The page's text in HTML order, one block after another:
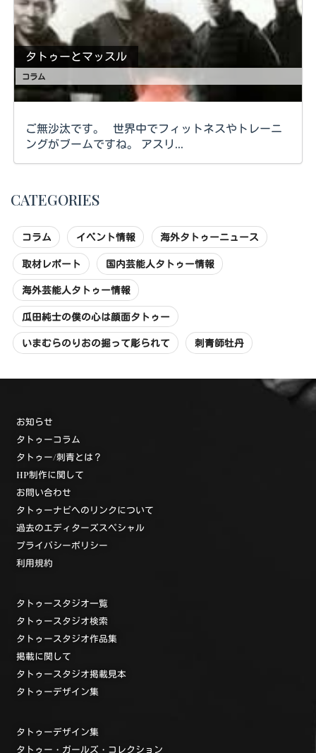
タトゥーとマッスル
コラム
ご無沙汰です。 世界中でフィットネスやトレーニ
ングがブームですね。 アスリ...
CATEGORIES
コラム イベント情報 海外タトゥーニュース
取材レポート 国内芸能人タトゥー情報
海外芸能人タトゥー情報
瓜田純士の僕の心は顔面タトゥー
いまむらのりおの掘って彫られて 刺青師牡丹
お知らせ
タトゥーコラム
タトゥー/刺青とは？
HP制作に関して
お問い合わせ
タトゥーナビへのリンクについて
過去のエディターズスペシャル
プライバシーポリシー
利用規約
タトゥースタジオ一覧
タトゥースタジオ検索
タトゥースタジオ作品集
掲載に関して
タトゥースタジオ掲載見本
タトゥーデザイン集
タトゥーデザイン集
タトゥー・ガールズ・コレクション